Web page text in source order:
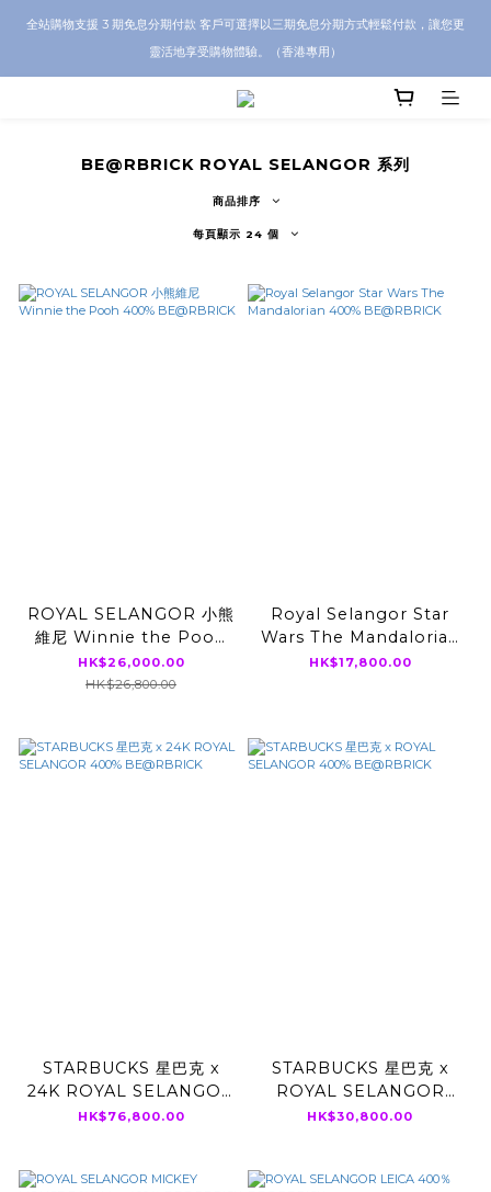
CRA5Y SHOP 全店 100% 正品保證｜支持香港本地 + 海外寄送｜💬 有任何問題？歡
迎 WhatsApp 聯絡我們查詢代購服務
全站購物支援 3 期免息分期付款 客戶可選擇以三期免息分期方式輕鬆付款，讓您更
靈活地享受購物體驗。（香港專用）
CRA5Y SHOP 全店 100% 正品保證｜支持香港本地 + 海外寄送｜💬 有任何問題？歡
BE@RBRICK ROYAL SELANGOR 系列
商品排序
每頁顯示 24 個
ROYAL SELANGOR 小熊
維尼 Winnie the Pooh
400% BE@RBRICK
HK$26,000.00
HK$26,800.00
Royal Selangor Star
Wars The Mandalorian
400% BE@RBRICK
HK$17,800.00
STARBUCKS 星巴克 x
24K ROYAL SELANGOR
400% BE@RBRICK
HK$76,800.00
STARBUCKS 星巴克 x
ROYAL SELANGOR
400% BE@RBRICK
HK$30,800.00